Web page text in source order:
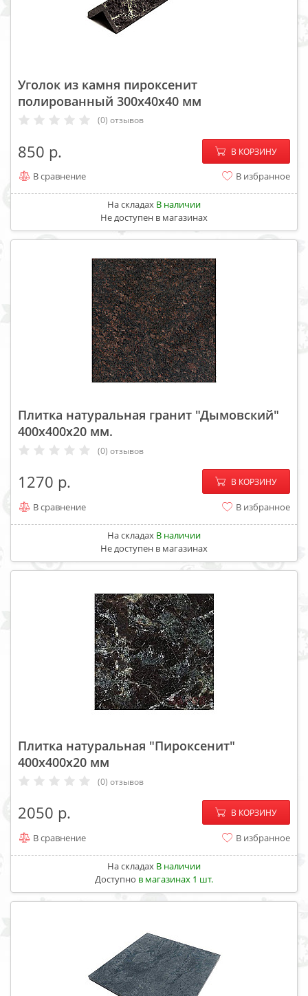
Уголок из камня пироксенит
полированный 300х40х40 мм
(0) отзывов
850 − +
В КОРЗИНУ
В сравнение В избранное
На складах В наличии
Не доступен в магазинах
Плитка натуральная гранит "Дымовский"
400х400х20 мм.
(0) отзывов
1270 − +
В КОРЗИНУ
В сравнение В избранное
На складах В наличии
Не доступен в магазинах
Плитка натуральная "Пироксенит"
400х400х20 мм
(0) отзывов
2050 − +
В КОРЗИНУ
В сравнение В избранное
На складах В наличии
Доступно в магазинах 1 шт.